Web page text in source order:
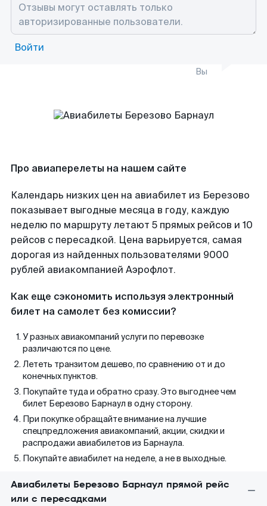
Войти
Вы
Про авиаперелеты на нашем сайте
Календарь низких цен на авиабилет из Березово
показывает выгодные месяца в году, каждую
неделю по маршруту летают 5 прямых рейсов и 10
рейсов с пересадкой. Цена варьируется, самая
дорогая из найденных пользователями 9000
рублей авиакомпанией Аэрофлот.
Как еще сэкономить используя электронный
билет на самолет без комиссии?
У разных авиакомпаний услуги по перевозке
различаются по цене.
Лететь транзитом дешево, по сравнению от и до
конечных пунктов.
Покупайте туда и обратно сразу. Это выгоднее чем
билет Березово Барнаул в одну сторону.
При покупке обращайте внимание на лучшие
спецпредложения авиакомпаний, акции, скидки и
распродажи авиабилетов из Барнаула.
Покупайте авиабилет на неделе, а не в выходные.
Авиабилеты Березово Барнаул прямой рейс
или с пересадками